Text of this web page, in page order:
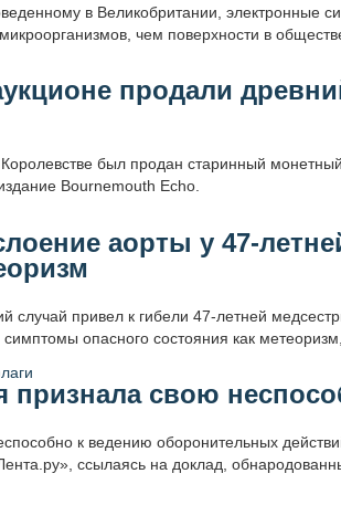
в Великобритании, электронные
чем поверхности в
продали
был продан старинный
Bournemouth Echo.
аорты у 47-
случай привел к гибели 47-летней
опасного состояния как
признала свою
к ведению оборонительных
ссылаясь на доклад,